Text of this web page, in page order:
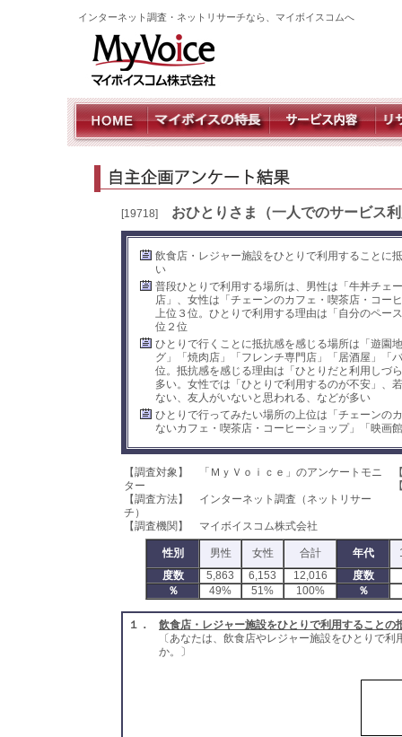
インターネット調査・ネットリサーチなら、マイボイスコムへ
[19718] おひとりさま（一人でのサービス
飲食店・レジャー施設をひとりで利用することに
い
普段ひとりで利用する場所は、男性は「牛丼チェ
店」、女性は「チェーンのカフェ・喫茶店・コー
上位３位。ひとりで利用する理由は「自分のペー
位２位
ひとりで行くことに抵抗感を感じる場所は「遊園
グ」「焼肉店」「フレンチ専門店」「居酒屋」「
位。抵抗感を感じる理由は「ひとりだと利用しづ
多い。女性では「ひとりで利用するのが不安」、
ない、友人がいないと思われる、などが多い
ひとりで行ってみたい場所の上位は「チェーンの
ないカフェ・喫茶店・コーヒーショップ」「映画
【調査対象】 「ＭｙＶｏｉｃｅ」のアンケートモニ
ター
【調査方法】 インターネット調査（ネットリサー
チ）
【調査機関】 マイボイスコム株式会社
性別 男性 女性 合計 年代
度数
5,863 6,153 12,016
度数
％
49% 51% 100% ％
１．
飲食店・レジャー施設をひとりで利用することの
〔あなたは、飲食店やレジャー施設をひとりで
か。〕